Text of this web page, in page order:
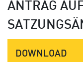
ANTRAG AUF
DOWNLOAD